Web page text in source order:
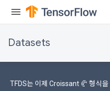
Datasets
TFDS는 이제 Croissant 🥐 형식을